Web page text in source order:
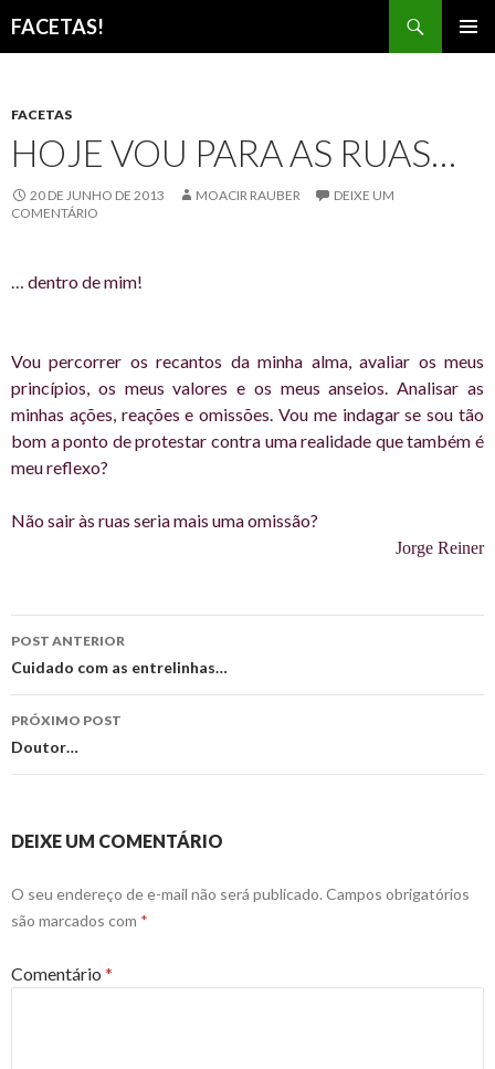
FACETAS!
CONTEÚDO
FACETAS
HOJE VOU PARA AS RUAS…
20 DE JUNHO DE 2013 MOACIR RAUBER
DEIXE UM
COMENTÁRIO
… dentro de mim!
Vou percorrer os recantos da minha alma, avaliar os meus
princípios, os meus valores e os meus anseios. Analisar as
minhas ações, reações e omissões. Vou me indagar se sou tão
bom a ponto de protestar contra uma realidade que também é
meu reflexo?
Não sair às ruas seria mais uma omissão?
Jorge Reiner
Navegação
de
posts
POST ANTERIOR
Cuidado com as entrelinhas…
PRÓXIMO POST
Doutor…
DEIXE UM COMENTÁRIO
O seu endereço de e-mail não será publicado. Campos obrigatórios
são marcados com *
Comentário *